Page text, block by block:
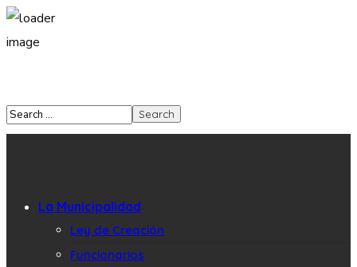
La Municipalidad
Ley de Creación
Funcionarios